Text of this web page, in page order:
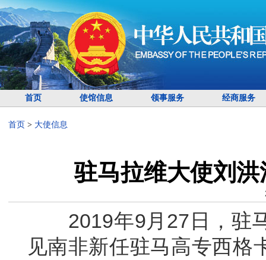
首页 使馆信息 领事服务 经商服务
首页 > 大使信息
驻马拉维大使刘
2019年9月27日，驻马
见南非新任驻马高专西格